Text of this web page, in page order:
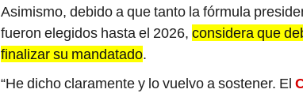
Asimismo, debido a que tanto la fórmula
fueron elegidos hasta el 2026, considera que
finalizar su mandatado.
“He dicho claramente y lo vuelvo a sostener. El